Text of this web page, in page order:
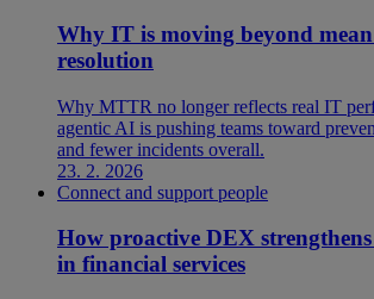
Why IT is moving beyond
resolution
Why MTTR no longer reflects real IT
agentic AI is pushing teams toward
and fewer incidents overall.
23. 2. 2026
Connect and support people
How proactive DEX
in financial services